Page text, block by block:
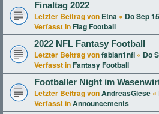
Finaltag 2022
Letzter Beitrag von Etna « Do Sep
Verfasst in Flag Football
2022 NFL Fantasy Football
Letzter Beitrag vonfabian1nfl « Do
Verfasst in Fantasy Football
Footballer Night im
Letzter Beitrag vonAndreasGiese «
Verfasst inAnnouncements